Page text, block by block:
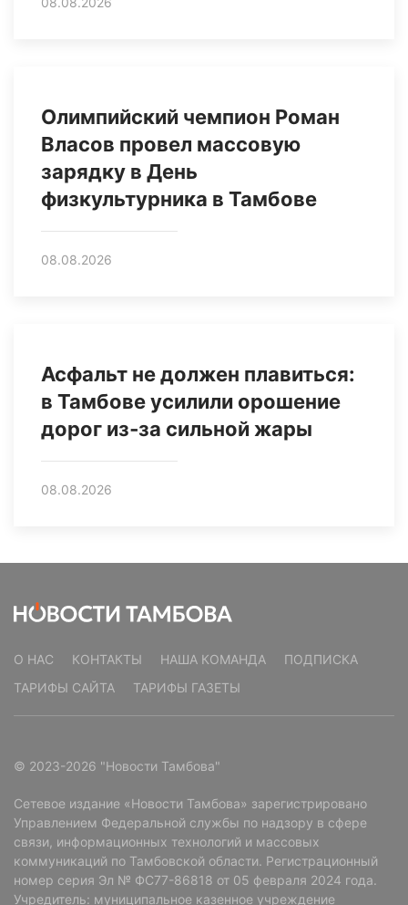
Олимпийский чемпион Роман
Власов провел массовую
зарядку в День
физкультурника в Тамбове
08.08.2026
Асфальт не должен плавиться:
в Тамбове усилили орошение
дорог из‑за сильной жары
08.08.2026
О НАС КОНТАКТЫ НАША КОМАНДА
ПОДПИСКА
ТАРИФЫ САЙТА
ТАРИФЫ ГАЗЕТЫ
© 2023-2026 "Новости Тамбова"
Сетевое издание «Новости Тамбова» зарегистрировано
Управлением Федеральной службы по надзору в сфере
связи, информационных технологий и массовых
коммуникаций по Тамбовской области. Регистрационный
номер серия Эл № ФС77-86818 от 05 февраля 2024 года.
Учредитель: муниципальное казенное учреждение